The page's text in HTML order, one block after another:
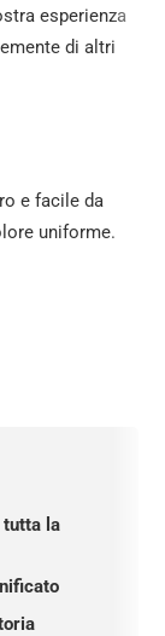
esperienza
di altri
e facile da
uniforme.
tutta la